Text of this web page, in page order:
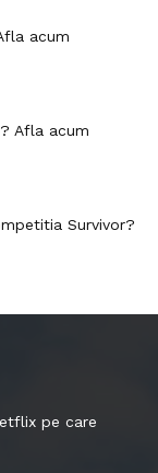
acum
Afla acum
Survivor?
pe care